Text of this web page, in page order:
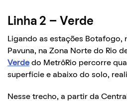
Linha 2 – Verde
Ligando as estações Botafogo,
Pavuna, na Zona Norte do Rio
Verde do MetrôRio percorre
superfície e abaixo do solo,
Nesse trecho, a partir da